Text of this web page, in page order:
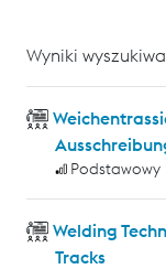
Wyniki
Podstawowy
Welding
Tracks